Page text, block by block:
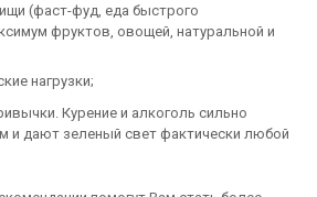
(фаст-фуд, еда быстрого
фруктов, овощей, натуральной и
нагрузки;
Курение и алкоголь сильно
и дают зеленый свет фактически любой